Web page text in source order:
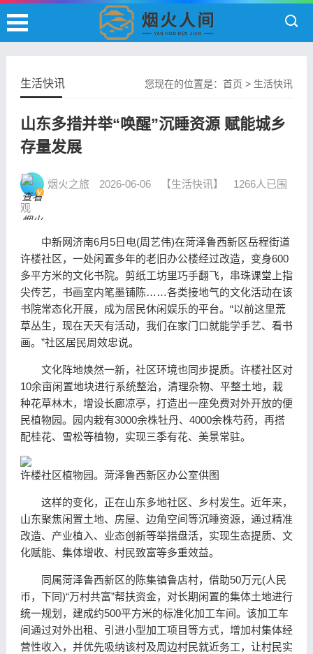
您现在的位置是：首页 > 生活快讯
生活快讯
山东多措并举“唤醒”沉睡资源 赋能城乡
存量发展
烟火之旅 2026-06-06 【生活快讯】
1266人已围
观
中新网济南6月5日电(周艺伟)在菏泽鲁西新区岳程街道
许楼社区，一处闲置多年的老旧办公楼经过改造，变身600
多平方米的文化书院。剪纸工坊里巧手翻飞，串珠课堂上指
尖传艺，书画室内笔墨铺陈……各类接地气的文化活动在该
书院常态化开展，成为居民休闲娱乐的平台。“以前这里荒
草丛生，现在天天有活动，我们在家门口就能学手艺、看书
画。”社区居民周效忠说。
文化阵地焕然一新，社区环境也同步提质。许楼社区对
10余亩闲置地块进行系统整治，清理杂物、平整土地，栽
种花草林木，增设长廊凉亭，打造出一座免费对外开放的便
民植物园。园内栽有3000余株牡丹、4000余株芍药，再搭
配桂花、雪松等植物，实现三季有花、美景常驻。
许楼社区植物园。菏泽鲁西新区办公室供图
这样的变化，正在山东多地社区、乡村发生。近年来，
山东聚焦闲置土地、房屋、边角空间等沉睡资源，通过精准
改造、产业植入、业态创新等举措盘活，实现生态提质、文
化赋能、集体增收、村民致富等多重效益。
同属菏泽鲁西新区的陈集镇鲁店村，借助50万元(人民
币，下同)“万村共富”帮扶资金，对长期闲置的集体土地进行
统一规划，建成约500平方米的标准化加工车间。该加工车
间通过对外出租、引进小型加工项目等方式，增加村集体经
营性收入，并优先吸纳该村及周边村民就近务工，让村民实